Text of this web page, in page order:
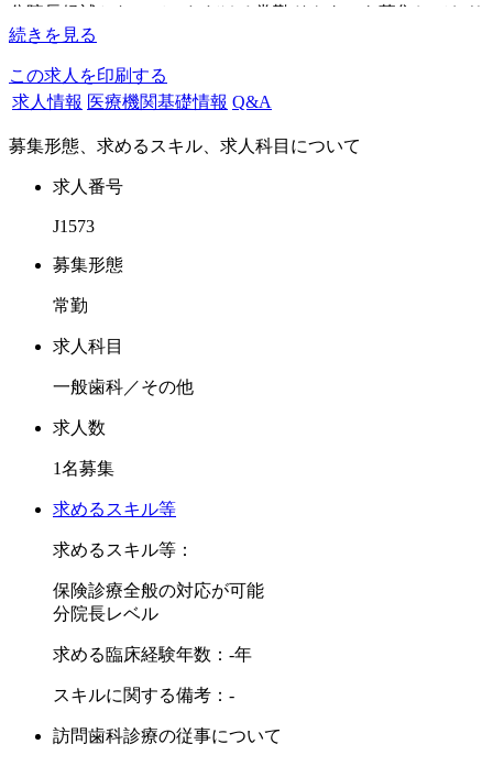
分院長候補となっていただける常勤ドクターを募集しており
ます。
インフォームドコンセントを重視し、審美性にも機能性にも
配慮した治療を行っております。
みの求人となります。
インプラント経験のあるドクターの皆様のお問い合わせをお
続きを見る
この求人を印刷する
求人情報 医療機関基礎情報 Q&A
募集形態、求めるスキル、求人科目について
求人番号
J1573
募集形態
常勤
求人科目
一般歯科／その他
求人数
1名募集
求めるスキル等
求めるスキル等：
保険診療全般の対応が可能
分院長レベル
求める臨床経験年数：-年
スキルに関する備考：-
訪問歯科診療の従事について